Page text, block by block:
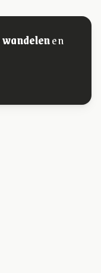
wandelenen